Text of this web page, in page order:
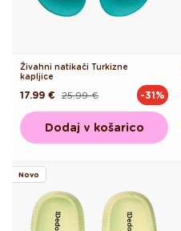
Živahni natikači Turkizne
kapljice
Redna
25.99 €
Akcijska
17.99 € -31%
Dodaj v košarico
Novo